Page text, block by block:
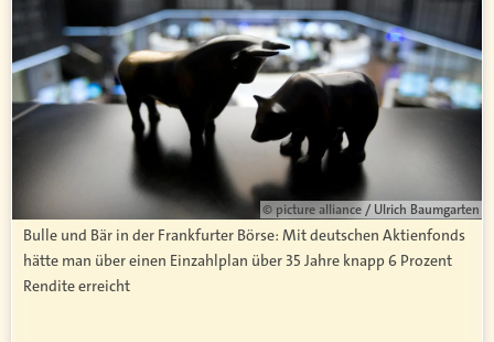
© picture alliance / Ulrich Baumgarten
Bulle und Bär in der Frankfurter Börse: Mit deutschen Aktienfonds
hätte man über einen Einzahlplan über 35 Jahre knapp 6 Prozent
Rendite erreicht